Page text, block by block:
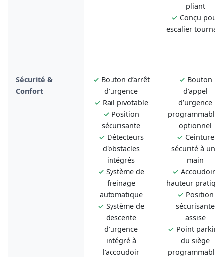
pliant
✓ Conçu pour
escalier
Sécurité &
Confort
✓ Bouton d’arrêt
d’urgence
✓ Rail pivotable
✓ Position
sécurisante
✓ Détecteurs
d'obstacles
intégrés
✓ Système de
freinage
automatique
✓ Système de
descente
d’urgence
intégré à
l’accoudoir
✓ Bouton
d’appel
d’urgence
programmable -
optionnel
✓ Ceinture
sécurité à une
main
✓ Accoudoirs
hauteur
✓ Position
sécurisante
assise
✓ Point parking
du siège
programmable -